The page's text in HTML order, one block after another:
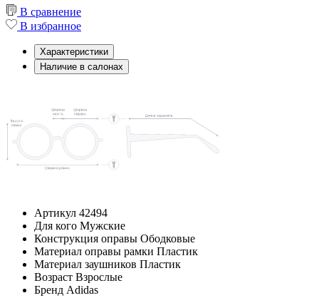
В сравнение
В избранное
Характеристики
Наличие в салонах
Артикул 42494
Для кого Мужские
Конструкция оправы Ободковые
Материал оправы рамки Пластик
Материал заушников Пластик
Возраст Взрослые
Бренд Adidas